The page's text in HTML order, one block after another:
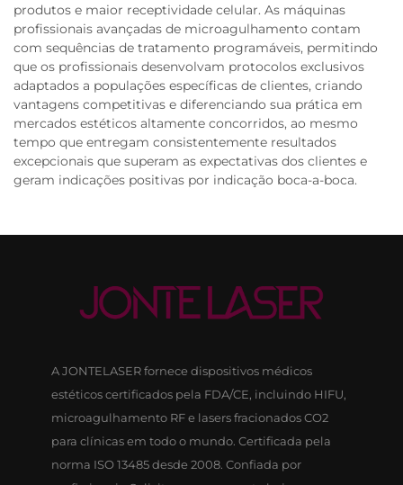
produtos e maior receptividade celular. As máquinas
profissionais avançadas de microagulhamento contam
com sequências de tratamento programáveis, permitindo
que os profissionais desenvolvam protocolos exclusivos
adaptados a populações específicas de clientes, criando
vantagens competitivas e diferenciando sua prática em
mercados estéticos altamente concorridos, ao mesmo
tempo que entregam consistentemente resultados
excepcionais que superam as expectativas dos clientes e
geram indicações positivas por indicação boca-a-boca.
A JONTELASER fornece dispositivos médicos
estéticos certificados pela FDA/CE, incluindo HIFU,
microagulhamento RF e lasers fracionados CO2
para clínicas em todo o mundo. Certificada pela
norma ISO 13485 desde 2008. Confiada por